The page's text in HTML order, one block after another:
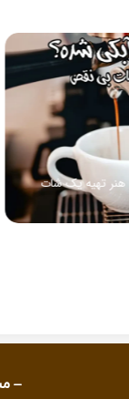
آموزش قهوه
آموزش طرز
قهوه